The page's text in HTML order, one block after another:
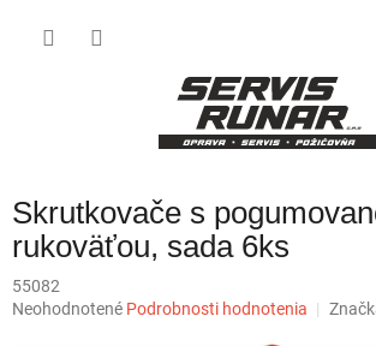
Skrutkovače s
rukoväťou, sada 6ks
55082
Priemerné
Neohodnotené Podrobnosti hodnotenia